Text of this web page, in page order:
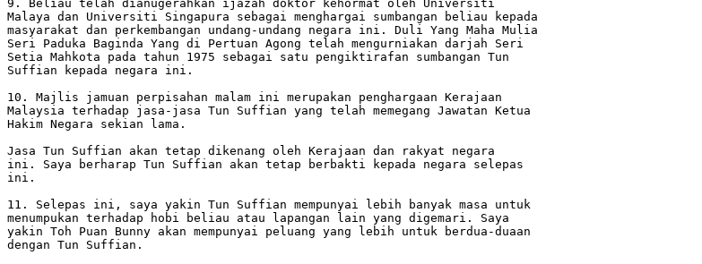
9. Beliau telah dianugerahkan ijazah doktor kehormat oleh Universiti
Malaya dan Universiti Singapura sebagai menghargai sumbangan beliau kepada
masyarakat dan perkembangan undang-undang negara ini. Duli Yang Maha Mulia
Seri Paduka Baginda Yang di Pertuan Agong telah mengurniakan darjah Seri
Setia Mahkota pada tahun 1975 sebagai satu pengiktirafan sumbangan Tun
Suffian kepada negara ini.
10. Majlis jamuan perpisahan malam ini merupakan penghargaan Kerajaan
Malaysia terhadap jasa-jasa Tun Suffian yang telah memegang Jawatan Ketua
Hakim Negara sekian lama.
Jasa Tun Suffian akan tetap dikenang oleh Kerajaan dan rakyat negara
ini. Saya berharap Tun Suffian akan tetap berbakti kepada negara selepas
ini.
11. Selepas ini, saya yakin Tun Suffian mempunyai lebih banyak masa untuk
menumpukan terhadap hobi beliau atau lapangan lain yang digemari. Saya
yakin Toh Puan Bunny akan mempunyai peluang yang lebih untuk berdua-duaan
dengan Tun Suffian.